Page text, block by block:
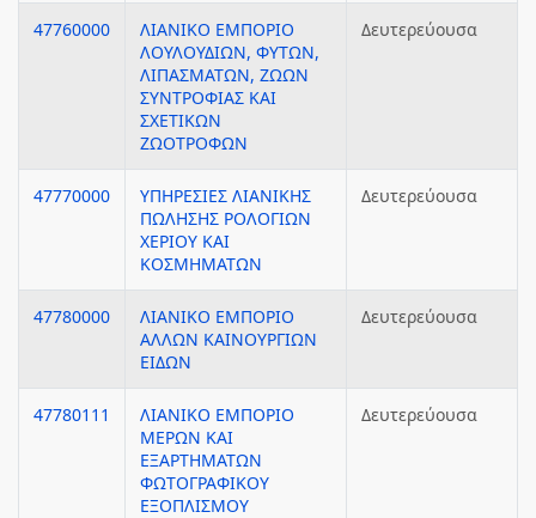
47760000
ΛΙΑΝΙΚΟ ΕΜΠΟΡΙΟ
ΛΟΥΛΟΥΔΙΩΝ, ΦΥΤΩΝ,
ΛΙΠΑΣΜΑΤΩΝ, ΖΩΩΝ
ΣΥΝΤΡΟΦΙΑΣ ΚΑΙ
ΣΧΕΤΙΚΩΝ
ΖΩΟΤΡΟΦΩΝ
Δευτερεύουσα
47770000
ΥΠΗΡΕΣΙΕΣ ΛΙΑΝΙΚΗΣ
ΠΩΛΗΣΗΣ ΡΟΛΟΓΙΩΝ
ΧΕΡΙΟΥ ΚΑΙ
ΚΟΣΜΗΜΑΤΩΝ
Δευτερεύουσα
47780000
ΛΙΑΝΙΚΟ ΕΜΠΟΡΙΟ
ΑΛΛΩΝ ΚΑΙΝΟΥΡΓΙΩΝ
ΕΙΔΩΝ
Δευτερεύουσα
47780111
ΛΙΑΝΙΚΟ ΕΜΠΟΡΙΟ
ΜΕΡΩΝ ΚΑΙ
ΕΞΑΡΤΗΜΑΤΩΝ
ΦΩΤΟΓΡΑΦΙΚΟΥ
ΕΞΟΠΛΙΣΜΟΥ
Δευτερεύουσα